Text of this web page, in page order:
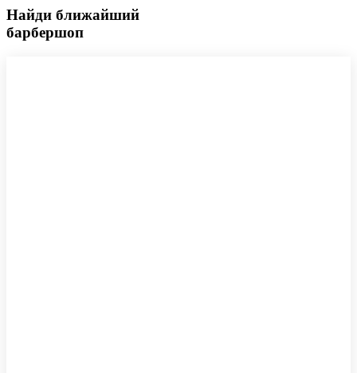
Найди ближайший
барбершоп